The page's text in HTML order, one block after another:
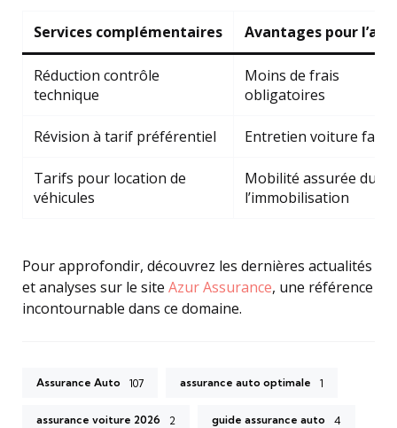
Services complémentaires Avantages pour
Réduction contrôle
technique
Moins de frais
obligatoires
Révision à tarif préférentiel Entretien voiture
Tarifs pour location de
véhicules
Mobilité assurée
l’immobilisation
Pour approfondir, découvrez les dernières actualités
et analyses sur le site Azur Assurance, une référence
incontournable dans ce domaine.
Assurance Auto 107 assurance auto optimale 1
assurance voiture 2026 2 guide assurance auto 4